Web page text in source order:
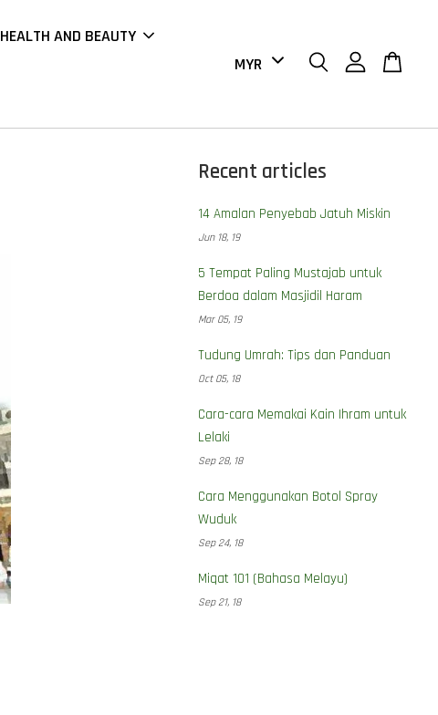
HEALTH AND BEAUTY
Recent articles
14 Amalan Penyebab Jatuh Miskin
Jun 18, 19
5 Tempat Paling Mustajab untuk
Berdoa dalam Masjidil Haram
Mar 05, 19
Tudung Umrah: Tips dan Panduan
Oct 05, 18
Cara-cara Memakai Kain Ihram untuk
Lelaki
Sep 28, 18
Cara Menggunakan Botol Spray
Wuduk
Sep 24, 18
Miqat 101 (Bahasa Melayu)
Sep 21, 18